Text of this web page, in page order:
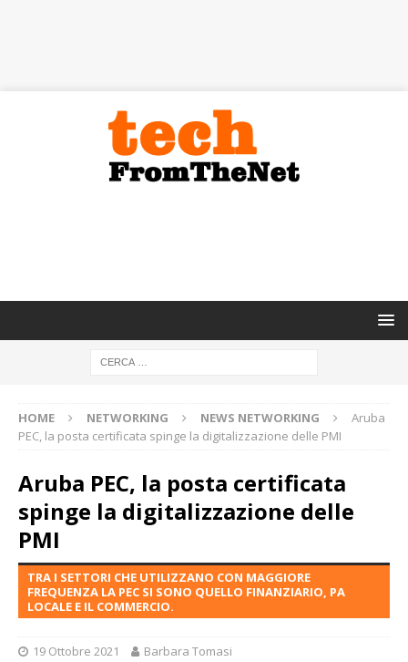
HOME NETWORKING NEWS NETWORKING
Aruba
PEC, la posta certificata spinge la digitalizzazione delle PMI
Aruba PEC, la posta certificata
spinge la digitalizzazione delle
PMI
TRA I SETTORI CHE UTILIZZANO CON MAGGIORE
FREQUENZA LA PEC SI SONO QUELLO FINANZIARIO, PA
LOCALE E IL COMMERCIO.
19 Ottobre 2021 Barbara Tomasi